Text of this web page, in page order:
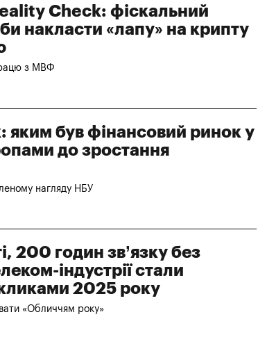
Check: фіскальний
накласти «лапу» на крипту
з МВФ
яким був фінансовий ринок у
до зростання
нагляду НБУ
200 годин зв’язку без
індустрії стали
2025 року
«Обличчям року»